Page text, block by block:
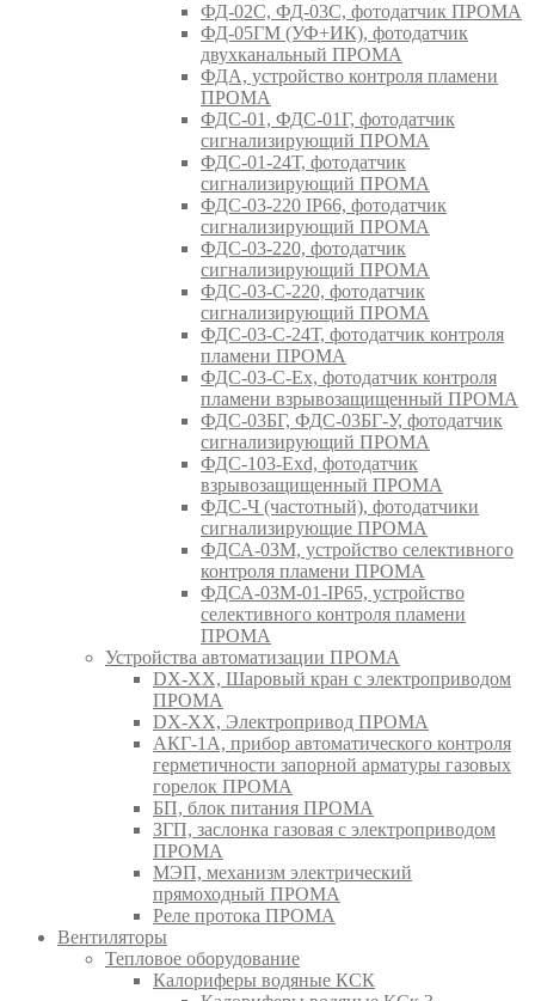
ФД-02С, ФД-03С, фотодатчик ПРОМА
ФД-05ГМ (УФ+ИК), фотодатчик
двухканальный ПРОМА
ФДА, устройство контроля пламени
ПРОМА
ФДС-01, ФДС-01Г, фотодатчик
сигнализирующий ПРОМА
ФДС-01-24Т, фотодатчик
сигнализирующий ПРОМА
ФДС-03-220 IP66, фотодатчик
сигнализирующий ПРОМА
ФДС-03-220, фотодатчик
сигнализирующий ПРОМА
ФДС-03-С-220, фотодатчик
сигнализирующий ПРОМА
ФДС-03-С-24Т, фотодатчик контроля
пламени ПРОМА
ФДС-03-С-Ex, фотодатчик контроля
пламени взрывозащищенный ПРОМА
ФДС-03БГ, ФДС-03БГ-У, фотодатчик
сигнализирующий ПРОМА
ФДС-103-Ехd, фотодатчик
взрывозащищенный ПРОМА
ФДС-Ч (частотный), фотодатчики
сигнализирующие ПРОМА
ФДСА-03М, устройство селективного
контроля пламени ПРОМА
ФДСА-03М-01-IP65, устройство
селективного контроля пламени
ПРОМА
Устройства автоматизации ПРОМА
DX-XX, Шаровый кран c электроприводом
ПРОМА
DX-XX, Электропривод ПРОМА
АКГ-1А, прибор автоматического контроля
герметичности запорной арматуры газовых
горелок ПРОМА
БП, блок питания ПРОМА
ЗГП, заслонка газовая с электроприводом
ПРОМА
МЭП, механизм электрический
прямоходный ПРОМА
Реле протока ПРОМА
Вентиляторы
Тепловое оборудование
Калориферы водяные КСК